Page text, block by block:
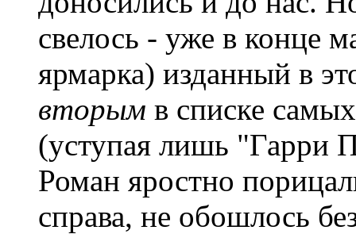
свелось - уже в конце
ярмарка) изданный в
вторым в списке
(уступая лишь "Гарри
Роман яростно
справа, не обошлось